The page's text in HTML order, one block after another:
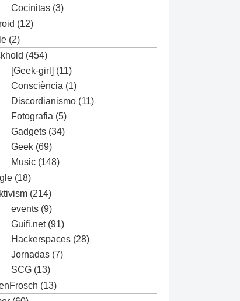
Cocinitas (3)
(12)
(2)
(454)
[Geek-girl] (11)
Consciència (1)
Discordianismo (11)
Fotografia (5)
Gadgets (34)
Geek (69)
Music (148)
(18)
(214)
events (9)
Guifi.net(91)
Hackerspaces (28)
Jornadas (7)
SCG (13)
(13)